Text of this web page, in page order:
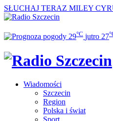
SŁUCHAJ TERAZ MILEY
29°C jutro 27
Wiadomości
Szczecin
Region
Polska i świat